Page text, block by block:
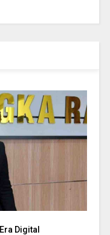
Digital